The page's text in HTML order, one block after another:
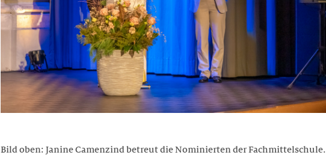
Bild oben: Janine Camenzind betreut die Nominierten der Fachmittelschule.